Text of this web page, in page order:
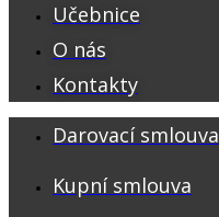
Učebnice
O nás
Kontakty
Darovací smlouva
Kupní smlouva